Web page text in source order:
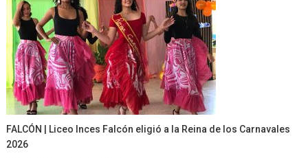
FALCÓN | Liceo Inces Falcón eligió a la Reina de los Carnavales
2026